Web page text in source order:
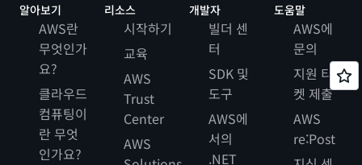
알아보기
AWS란
무엇인가
요?
클라우드
컴퓨팅이
란 무엇
인가요?
리소스
시작하기
교육
AWS
Trust
Center
AWS
개발자
빌더 센
터
SDK 및
도구
AWS에
서의
.NET
도움말
AWS에
문의
지원 티
켓 제출
AWS
re:Post